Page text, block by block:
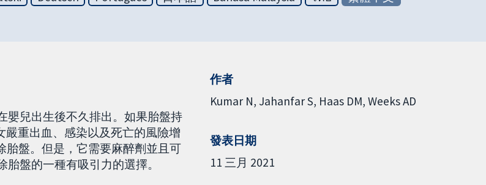
嬰兒出生後不久排出。如果胎盤持
重出血、感染以及死亡的風險增
胎盤。但是，它需要麻醉劑並且可
盤的一種有吸引力的選擇。
作者
Kumar N Jahanfar S Haas DM Weeks AD
發表日期
11 三月 2021